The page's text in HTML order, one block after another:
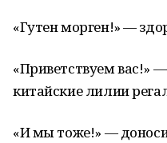
«Гутен морген!» —
«Приветствуем вас!»
китайские лилии
«И мы тоже!» —